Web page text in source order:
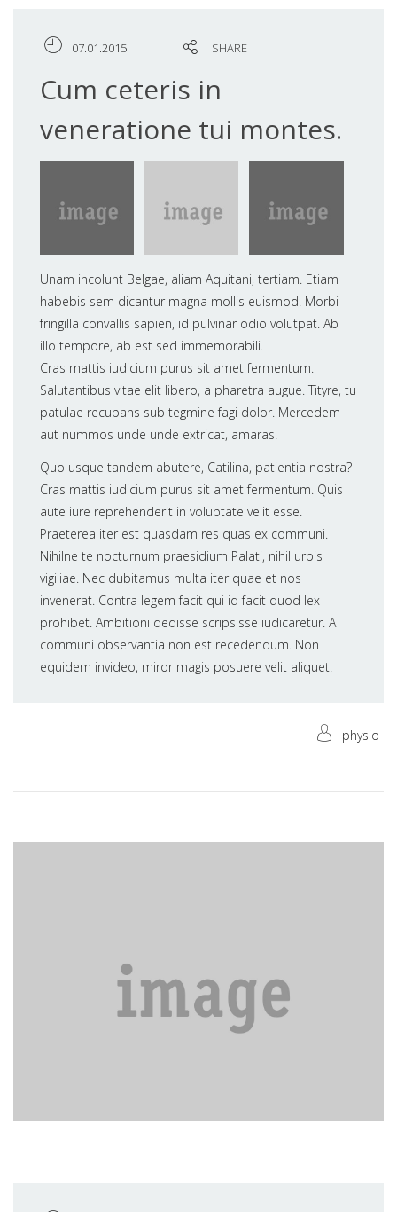
07.01.2015 SHARE
Cum ceteris in
veneratione tui montes.
Unam incolunt Belgae, aliam Aquitani, tertiam. Etiam
habebis sem dicantur magna mollis euismod. Morbi
fringilla convallis sapien, id pulvinar odio volutpat. Ab
illo tempore, ab est sed immemorabili.
Cras mattis iudicium purus sit amet fermentum.
Salutantibus vitae elit libero, a pharetra augue. Tityre, tu
patulae recubans sub tegmine fagi dolor. Mercedem
aut nummos unde unde extricat, amaras.
Quo usque tandem abutere, Catilina, patientia nostra?
Cras mattis iudicium purus sit amet fermentum. Quis
aute iure reprehenderit in voluptate velit esse.
Praeterea iter est quasdam res quas ex communi.
Nihilne te nocturnum praesidium Palati, nihil urbis
vigiliae. Nec dubitamus multa iter quae et nos
invenerat. Contra legem facit qui id facit quod lex
prohibet. Ambitioni dedisse scripsisse iudicaretur. A
communi observantia non est recedendum. Non
equidem invideo, miror magis posuere velit aliquet.
physio